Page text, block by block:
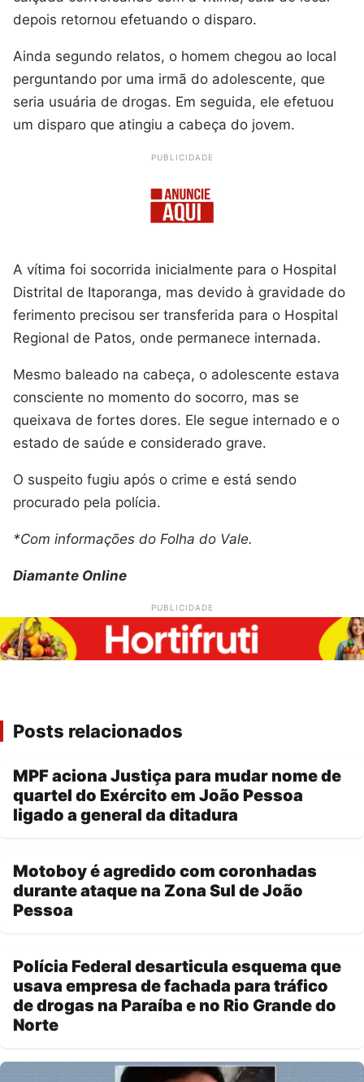
depois retornou efetuando o disparo.
Ainda segundo relatos, o homem chegou ao local
perguntando por uma irmã do adolescente, que
seria usuária de drogas. Em seguida, ele efetuou
um disparo que atingiu a cabeça do jovem.
PUBLICIDADE
A vítima foi socorrida inicialmente para o Hospital
Distrital de Itaporanga, mas devido à gravidade do
ferimento precisou ser transferida para o Hospital
Regional de Patos, onde permanece internada.
Mesmo baleado na cabeça, o adolescente estava
consciente no momento do socorro, mas se
queixava de fortes dores. Ele segue internado e o
estado de saúde e considerado grave.
O suspeito fugiu após o crime e está sendo
procurado pela polícia.
*Com informações do Folha do Vale.
Diamante Online
PUBLICIDADE
Posts relacionados
MPF aciona Justiça para mudar nome de
quartel do Exército em João Pessoa
ligado a general da ditadura
Motoboy é agredido com coronhadas
durante ataque na Zona Sul de João
Pessoa
Polícia Federal desarticula esquema que
usava empresa de fachada para tráfico
de drogas na Paraíba e no Rio Grande do
Norte